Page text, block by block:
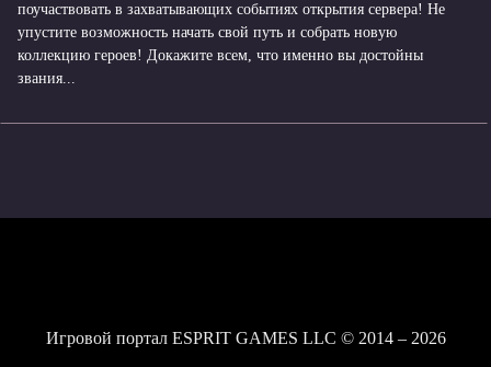
поучаствовать в захватывающих событиях открытия сервера! Не
упустите возможность начать свой путь и собрать новую
коллекцию героев! Докажите всем, что именно вы достойны
звания...
Игровой портал ESPRIT GAMES LLC © 2014 – 2026